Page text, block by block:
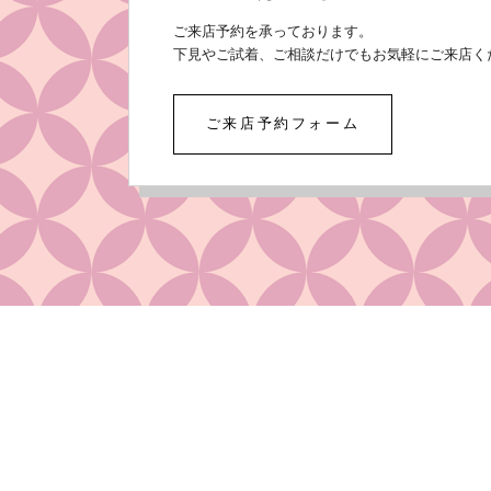
ご来店予約を承っております。
下見やご試着、ご相談だけでもお気軽にご来店
ご来店予約フォーム